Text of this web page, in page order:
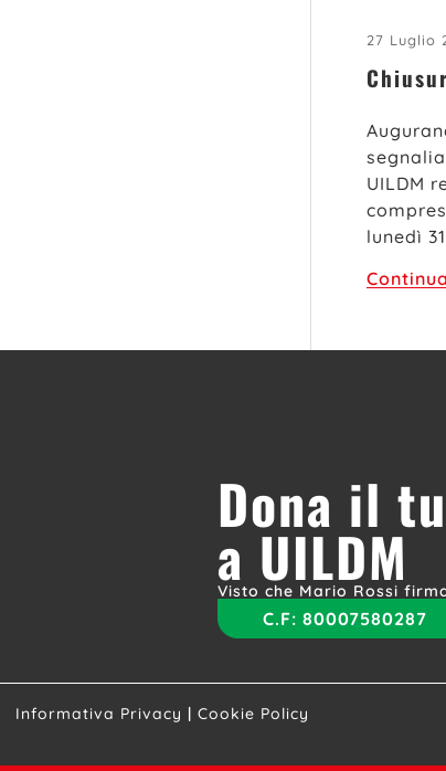
27 Luglio
UILDM
lunedì
Dona il
a UILDM
Visto che Mario Rossi
C.F: 80007580287
Informativa Privacy | Cookie Policy